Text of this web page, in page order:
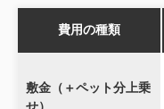
費用の種類
敷金（＋ペット分上乗